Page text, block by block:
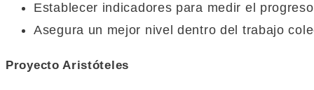
Establecer indicadores para medir el
Asegura un mejor nivel dentro del trabajo
Proyecto Aristóteles